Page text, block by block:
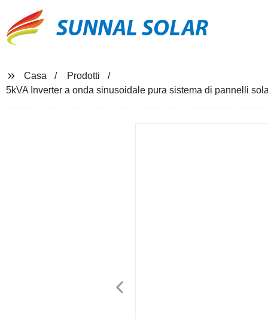
SUNNAL SOLAR
Casa
Prodotti
5kVA Inverter a onda sinusoidale pura sistema di pannelli